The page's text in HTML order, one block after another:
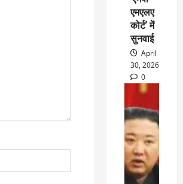
एमएलए
कोर्ट’ में
सुनवाई
April
30, 2026
0